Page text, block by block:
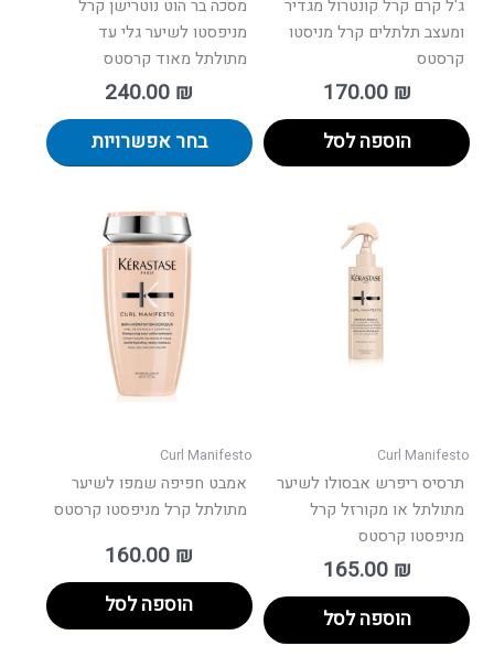
ג'ל קרם קרל קונטרול מגדיר
ומעצב תלתלים קרל מניסטו
קרסטס
170.00 ₪
הוספה לסל
מסכה בר הוט נוטרישן קרל
מניפסטו לשיער גלי עד
מתולתל מאוד קרסטס
240.00 ₪
בחר אפשרויות
Curl Manifesto
תרסיס ריפרש אבסולו לשיער
מתולתל או מקורזל קרל
מניפסטו קרסטס
165.00 ₪
הוספה לסל
Curl Manifesto
אמבט חפיפה שמפו לשיער
מתולתל קרל מניפסטו קרסטס
160.00 ₪
הוספה לסל